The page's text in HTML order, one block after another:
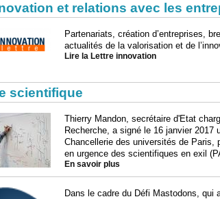
et relations avec les
Partenariats, création d’entreprises,
actualités de la valorisation et de
Lire la Lettre innovation
scientifique
Thierry Mandon, secrétaire d'Etat
Recherche, a signé le 16 janvier
Chancellerie des universités de Paris,
en urgence des scientifiques en exil
En savoir plus
Dans le cadre du Défi Mastodons, qui